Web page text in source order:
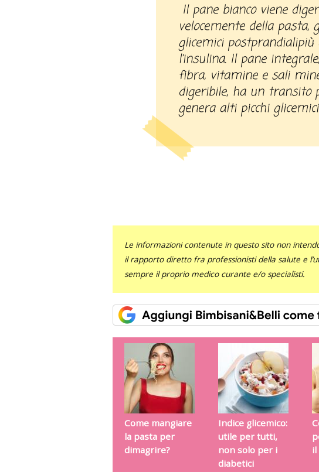
Il pane bianco viene digerito più
velocemente della pasta,
glicemici
l’insulina. Il pane
fibra, vitamine e sali
digeribile, ha un transito
genera alti picchi
Le informazioni contenute in questo sito non
il rapporto diretto fra professionisti della salute e
sempre il proprio medico curante e/o specialisti.
Come mangiare
la pasta per
dimagrire?
Indice glicemico:
utile per tutti,
non solo per i
diabetici
il